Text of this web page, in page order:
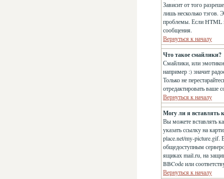
Зависит от того
лишь несколько тэгов.
проблемы. Если HTML
сообщения.
Вернуться к началу
Что такое смайлики?
Смайлики, или
например :) значит
Только не
отредактировать ваше
Вернуться к началу
Могу ли я вставлять
Вы можете вставлять
указать ссылку на
place.net/my-picture.gif.
общедоступным
ящиках mail.ru, на
BBCode или
Вернуться к началу